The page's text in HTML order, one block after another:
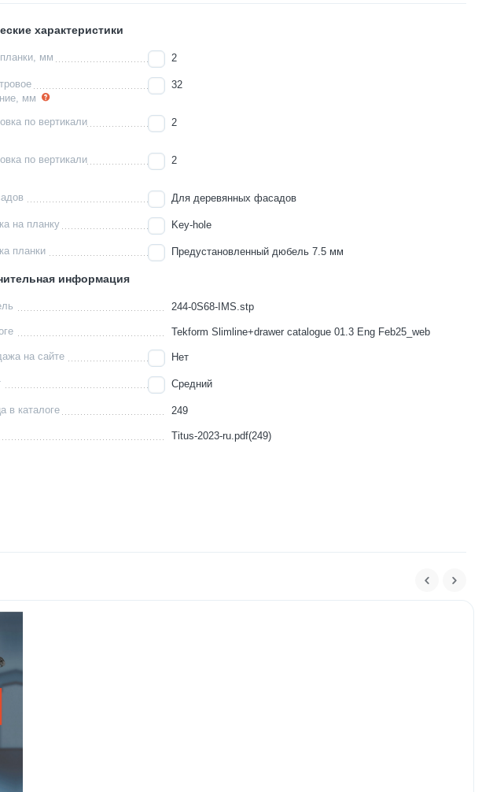
характеристики
мм 2
мм
32
по вертикали
2
по вертикали
2
Для деревянных фасадов
на планку Key-hole
планки Предустановленный дюбель 7.5 мм
информация
244-0S68-IMS.stp
Tekform Slimline+drawer catalogue 01.3 Eng Feb25_web
на сайте Нет
Средний
в каталоге 249
Titus-2023-ru.pdf(249)